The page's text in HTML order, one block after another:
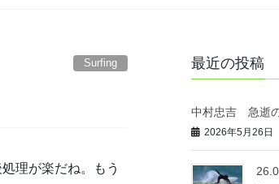
Surfing
理が楽だね。もう
最近の投稿
中村忠吉 急逝
2026年5月26日